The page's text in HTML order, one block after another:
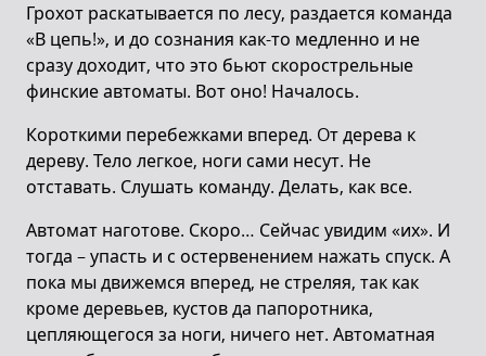
Грохот раскатывается по лесу, раздается команда
«В цепь!», и до сознания как-то медленно и не
сразу доходит, что это бьют скорострельные
финские автоматы. Вот оно! Началось.
Короткими перебежками вперед. Oт дерева к
дереву. Тело легкое, ноги сами несут. Не
отставать. Слушать команду. Делать, как все.
Автомат наготове. Скоро… Сейчас увидим «их». И
тогда – упасть и с остервенением нажать спуск. А
пока мы движемся вперед, не стреляя, так как
кроме деревьев, кустов да папоротника,
цепляющегося за ноги, ничего нет. Автоматная